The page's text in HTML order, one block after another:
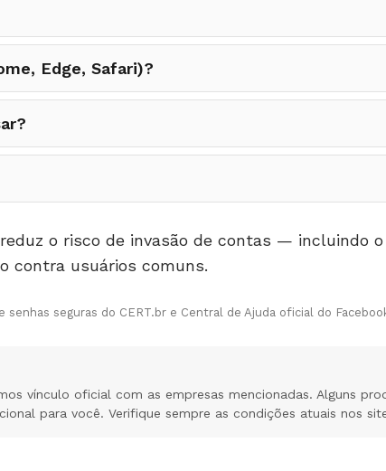
Edge, Safari)?
o risco de invasão de contas — incluindo
contra usuários comuns.
seguras do CERT.br e Central de Ajuda oficial do
vínculo oficial com as empresas mencionadas. Alguns
para você. Verifique sempre as condições atuais nos